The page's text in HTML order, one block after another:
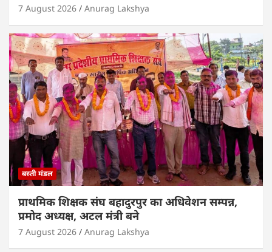
7 August 2026 Anurag Lakshya
बस्ती मंडल
प्राथमिक शिक्षक संघ बहादुरपुर का अधिवेशन सम्पन्न,
प्रमोद अध्यक्ष, अटल मंत्री बने
7 August 2026 Anurag Lakshya